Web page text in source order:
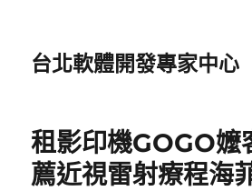
台北軟體開發專家中心
租影印機GOGO嬤
薦近視雷射療程海